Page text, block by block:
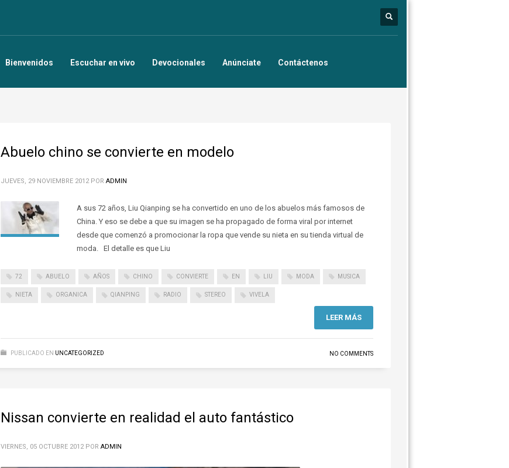
Bienvenidos Escuchar en vivo Devocionales Anúnciate Contáctenos
Abuelo chino se convierte en modelo
JUEVES, 29 NOVIEMBRE 2012 POR ADMIN
A sus 72 años, Liu Qianping se ha convertido en uno de los abuelos más famosos de
China. Y eso se debe a que su imagen se ha propagado de forma viral por internet
desde que comenzó a promocionar la ropa que vende su nieta en su tienda virtual de
moda. El detalle es que Liu
72 ABUELO AÑOS CHINO CONVIERTE EN LIU MODA MUSICA
NIETA ORGANICA QIANPING RADIO STEREO VIVELA
LEER MÁS
PUBLICADO EN UNCATEGORIZED NO COMMENTS
Nissan convierte en realidad el auto fantástico
VIERNES, 05 OCTUBRE 2012 POR ADMIN